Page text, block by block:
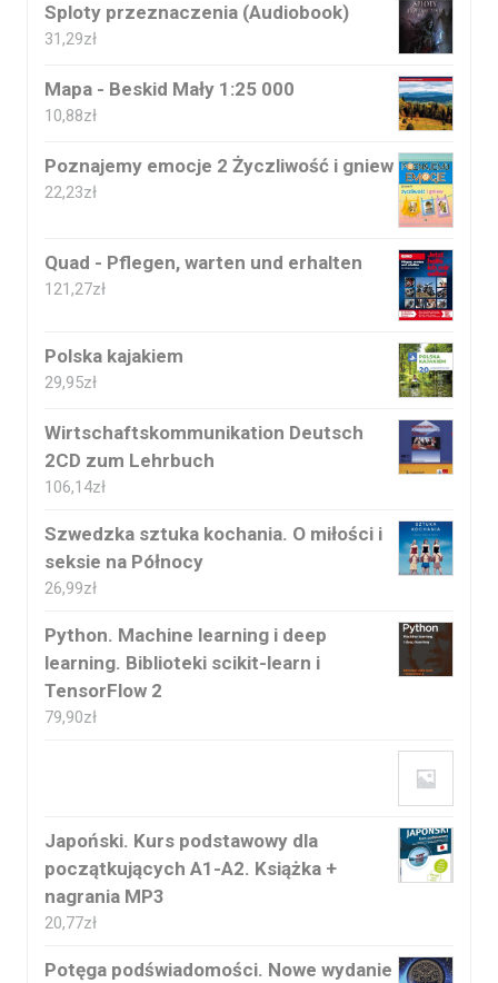
Sploty przeznaczenia (Audiobook)
31,29zł
Mapa - Beskid Mały 1:25 000
10,88zł
Poznajemy emocje 2 Życzliwość i gniew
22,23zł
Quad - Pflegen, warten und erhalten
121,27zł
Polska kajakiem
29,95zł
Wirtschaftskommunikation Deutsch
2CD zum Lehrbuch
106,14zł
Szwedzka sztuka kochania. O miłości i
seksie na Północy
26,99zł
Python. Machine learning i deep
learning. Biblioteki scikit-learn i
TensorFlow 2
79,90zł
Japoński. Kurs podstawowy dla
początkujących A1-A2. Książka +
nagrania MP3
20,77zł
Potęga podświadomości. Nowe wydanie